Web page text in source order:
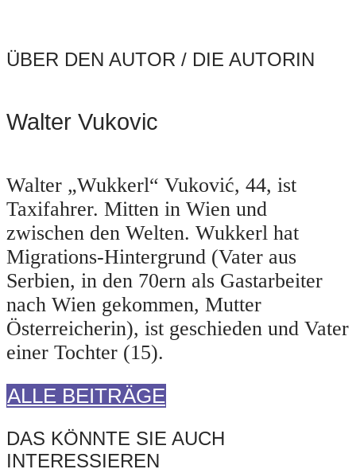
ÜBER DEN AUTOR / DIE AUTORIN
Walter Vukovic
Walter „Wukkerl“ Vuković, 44, ist
Taxifahrer. Mitten in Wien und
zwischen den Welten. Wukkerl hat
Migrations-Hintergrund (Vater aus
Serbien, in den 70ern als Gastarbeiter
nach Wien gekommen, Mutter
Österreicherin), ist geschieden und Vater
einer Tochter (15).
ALLE BEITRÄGE
DAS KÖNNTE SIE AUCH
INTERESSIEREN